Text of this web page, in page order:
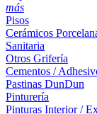
más
Pisos
Cerámicos
Sanitaria
Otros Grifería
Cementos /
Pastinas DunDun
Pinturería
Pinturas Interior /